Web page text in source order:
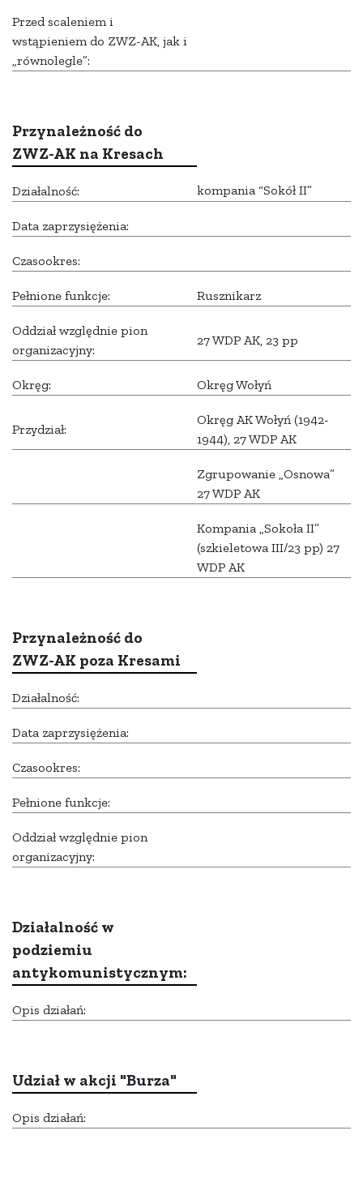
Przed scaleniem i
wstąpieniem do ZWZ-AK, jak i
„równolegle”:
Przynależność do
ZWZ-AK na Kresach
Działalność: kompania “Sokół II”
Data zaprzysiężenia:
Czasookres:
Pełnione funkcje: Rusznikarz
Oddział względnie pion
organizacyjny:
27 WDP AK, 23 pp
Okręg: Okręg Wołyń
Przydział:
Okręg AK Wołyń (1942-
1944), 27 WDP AK
Zgrupowanie „Osnowa”
27 WDP AK
Kompania „Sokoła II”
(szkieletowa III/23 pp) 27
WDP AK
Przynależność do
ZWZ-AK poza Kresami
Działalność:
Data zaprzysiężenia:
Czasookres:
Pełnione funkcje:
Oddział względnie pion
organizacyjny:
Działalność w
podziemiu
antykomunistycznym:
Opis działań:
Udział w akcji "Burza"
Opis działań: